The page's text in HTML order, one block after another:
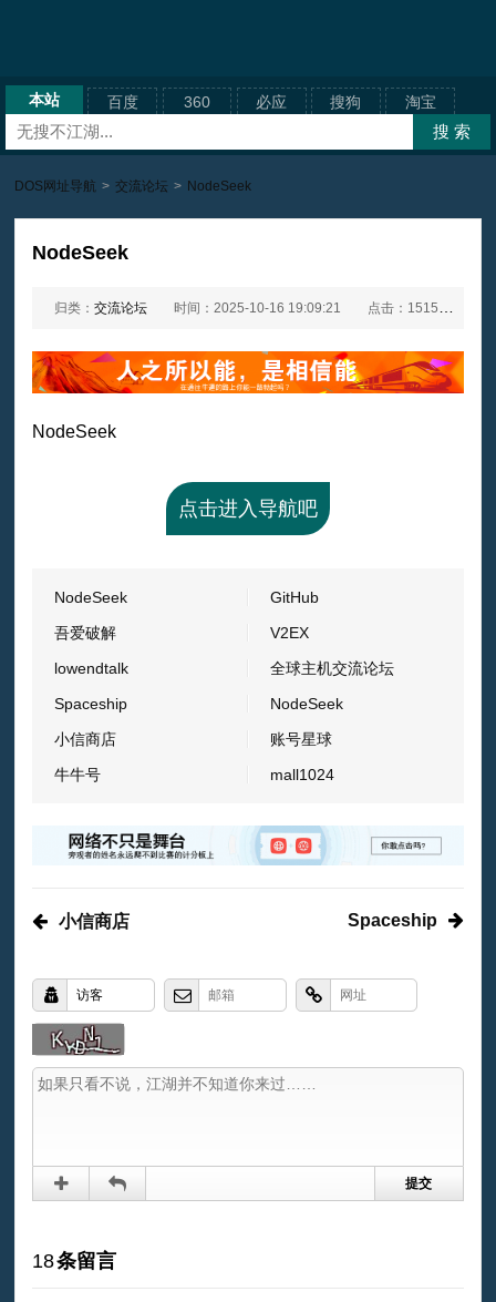
本站 百度 360 必应 搜狗 淘宝
DOS网址导航 > 交流论坛 > NodeSeek
NodeSeek
归类：交流论坛 时间：2025-10-16 19:09:21 点击：1515次
NodeSeek
点击进入导航吧
NodeSeek
GitHub
吾爱破解
V2EX
lowendtalk
全球主机交流论坛
Spaceship
NodeSeek
小信商店
账号星球
牛牛号
mall1024
小信商店 Spaceship
18条留言